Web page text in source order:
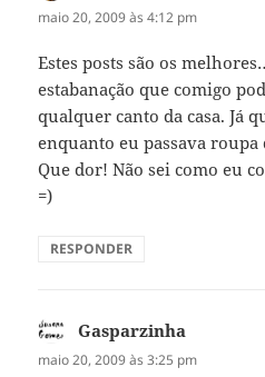
maio 20, 2009 às 4:12 pm
Estes posts são os
estabanação que comigo
qualquer canto da casa. Já
enquanto eu passava
Que dor! Não sei como eu
=)
RESPONDER
Gasparzinha
maio 20, 2009 às 3:25 pm